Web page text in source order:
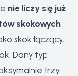
nie liczy się już
skokowych
skok łączący,
Dany typ
trzy